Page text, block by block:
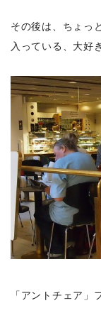
その後は、ちょっ
入っている、大好
「アントチェア」